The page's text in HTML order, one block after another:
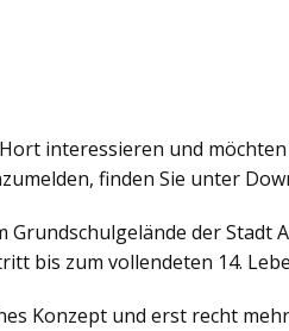
interessieren und
finden Sie unter
Grundschulgelände der
bis zum vollendeten 14.
Konzept und erst recht